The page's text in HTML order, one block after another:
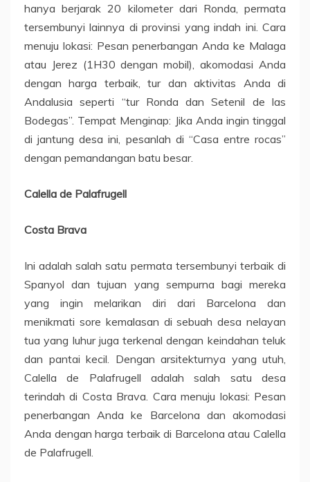
hanya berjarak 20 kilometer dari Ronda, permata
tersembunyi lainnya di provinsi yang indah ini. Cara
menuju lokasi: Pesan penerbangan Anda ke Malaga
atau Jerez (1H30 dengan mobil), akomodasi Anda
dengan harga terbaik, tur dan aktivitas Anda di
Andalusia seperti “tur Ronda dan Setenil de las
Bodegas”. Tempat Menginap: Jika Anda ingin tinggal
di jantung desa ini, pesanlah di “Casa entre rocas”
dengan pemandangan batu besar.
Calella de Palafrugell
Costa Brava
Ini adalah salah satu permata tersembunyi terbaik di
Spanyol dan tujuan yang sempurna bagi mereka
yang ingin melarikan diri dari Barcelona dan
menikmati sore kemalasan di sebuah desa nelayan
tua yang luhur juga terkenal dengan keindahan teluk
dan pantai kecil. Dengan arsitekturnya yang utuh,
Calella de Palafrugell adalah salah satu desa
terindah di Costa Brava. Cara menuju lokasi: Pesan
penerbangan Anda ke Barcelona dan akomodasi
Anda dengan harga terbaik di Barcelona atau Calella
de Palafrugell.